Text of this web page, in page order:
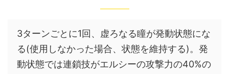
3ターンごとに1回、虚ろなる瞳が発動状態にな
る(使用しなかった場合、状態を維持する)。発
動状態では連鎖技がエルシーの攻撃力の40%の